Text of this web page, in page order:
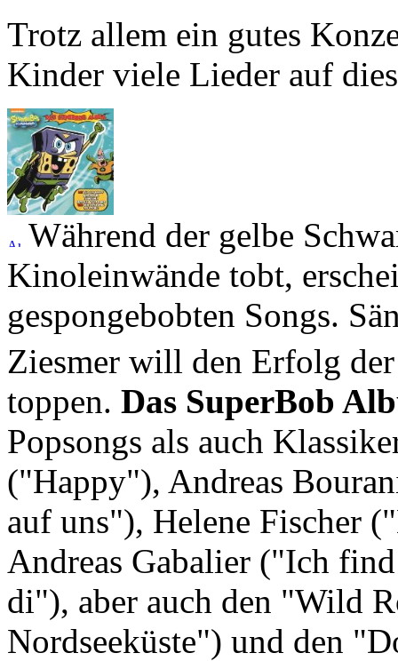
Trotz allem ein gutes
Kinder viele Lieder auf
Während der gelbe
Kinoleinwände tobt,
gespongebobten Songs.
Ziesmer will den Erfolg
toppen. Das SuperBob
Popsongs als auch
("Happy"), Andreas
auf uns"), Helene Fischer
Andreas Gabalier ("Ich
di"), aber auch den "Wild
Nordseeküste") und den